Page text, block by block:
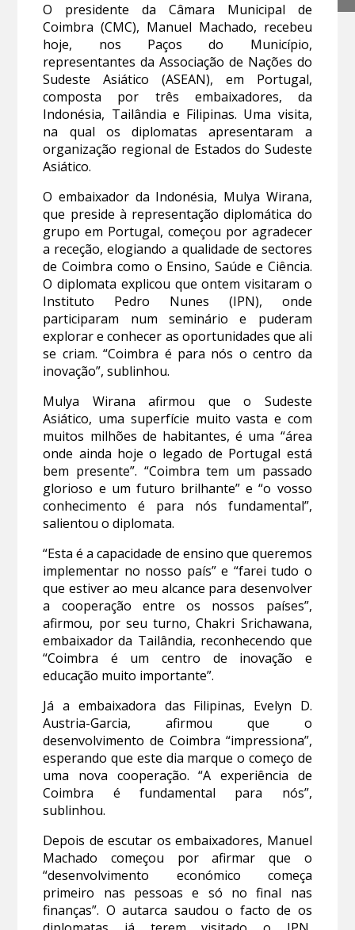
O presidente da Câmara Municipal de
Coimbra (CMC), Manuel Machado, recebeu
hoje, nos Paços do Município,
representantes da Associação de Nações do
Sudeste Asiático (ASEAN), em Portugal,
composta por três embaixadores, da
Indonésia, Tailândia e Filipinas. Uma visita,
na qual os diplomatas apresentaram a
organização regional de Estados do Sudeste
Asiático.
O embaixador da Indonésia, Mulya Wirana,
que preside à representação diplomática do
grupo em Portugal, começou por agradecer
a receção, elogiando a qualidade de sectores
de Coimbra como o Ensino, Saúde e Ciência.
O diplomata explicou que ontem visitaram o
Instituto Pedro Nunes (IPN), onde
participaram num seminário e puderam
explorar e conhecer as oportunidades que ali
se criam. “Coimbra é para nós o centro da
inovação”, sublinhou.
Mulya Wirana afirmou que o Sudeste
Asiático, uma superfície muito vasta e com
muitos milhões de habitantes, é uma “área
onde ainda hoje o legado de Portugal está
bem presente”. “Coimbra tem um passado
glorioso e um futuro brilhante” e “o vosso
conhecimento é para nós fundamental”,
salientou o diplomata.
“Esta é a capacidade de ensino que queremos
implementar no nosso país” e “farei tudo o
que estiver ao meu alcance para desenvolver
a cooperação entre os nossos países”,
afirmou, por seu turno, Chakri Srichawana,
embaixador da Tailândia, reconhecendo que
“Coimbra é um centro de inovação e
educação muito importante”.
Já a embaixadora das Filipinas, Evelyn D.
Austria-Garcia, afirmou que o
desenvolvimento de Coimbra “impressiona”,
esperando que este dia marque o começo de
uma nova cooperação. “A experiência de
Coimbra é fundamental para nós”,
sublinhou.
Depois de escutar os embaixadores, Manuel
Machado começou por afirmar que o
“desenvolvimento económico começa
primeiro nas pessoas e só no final nas
finanças”. O autarca saudou o facto de os